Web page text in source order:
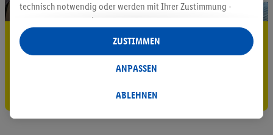
5.95 € Versand sparen³²ᵃ
technisch notwendig oder werden mit Ihrer Zustimmung -
auch durch Partner (u.a.
Verantwortliche; im Zusammenhang mit dem IAB TCF
insgesamt
Statistik-Erstellung oder für personalisierte Werbung
Datenverarbeitungen für personalisierte Werbung werden
ABLEHNEN
ANPASSEN
ZUSTIMMEN